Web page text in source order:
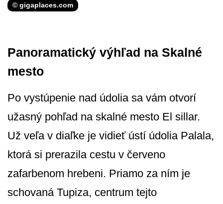
© gigaplaces.com
Panoramatický výhľad na Skalné
mesto
Po vystúpenie nad údolia sa vám otvorí
užasný pohľad na skalné mesto El sillar.
Už veľa v diaľke je vidieť ústí údolia Palala,
ktorá si prerazila cestu v červeno
zafarbenom hrebeni. Priamo za ním je
schovaná Tupiza, centrum tejto